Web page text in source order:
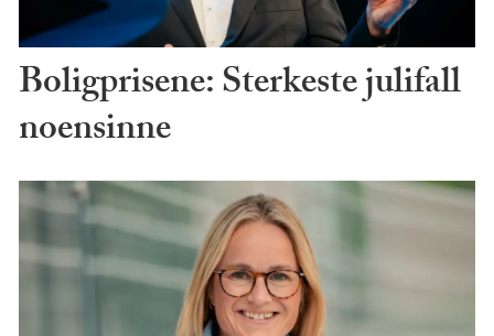
Boligprisene: Sterkeste julifall
noensinne